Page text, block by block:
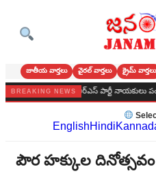
జాతీయ వార్తలు వైరల్ వార్తలు క్రైమ్ వార్తలు
BREAKING NEWS
స్వీకారం. బిఆర్ఎస్ పార్టీ నాయకులు పండగ
EnglishHindi
పౌర హక్కుల దినోత్సవం